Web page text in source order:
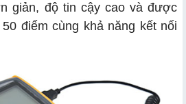
giản, độ tin cậy cao và được
điểm cùng khả năng kết nối